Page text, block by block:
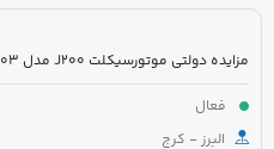
فعال
البرز - کرج